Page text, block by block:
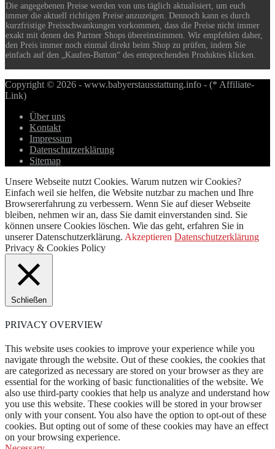
Die angegebenen Preise werden von uns täglich aktualisiert, um euch
immer die aktuell richtigen Preise anzuzeigen. Dennoch kann es durch
kurzfristige Preisschwankungen vorkommen, dass die Preise nicht immer
exakt mit denen des Partner Shops übereinstimmen. Wir empfehlen daher,
den Preis immer noch einmal direkt beim Shop zu prüfen, indem Sie
einfach auf den „Kaufen-Button“ des entsprechenden Produktes klicken.
Copyright © 2026 - www.babyerstausstattung.info - (* Affiliate-
Link)
Über uns
Kontakt
Impressum
Datenschutzerklärung
Sitemap
Unsere Webseite nutzt Cookies. Warum nutzen wir Cookies?
Einfach weil sie helfen, die Website nutzbar zu machen und Ihre
Browsererfahrung zu verbessern. Wenn Sie auf dieser Webseite
bleiben, nehmen wir an, dass Sie damit einverstanden sind. Sie
können unsere Cookies löschen. Wie das geht, erfahren Sie in
unserer Datenschutzerklärung. Akzeptieren Datenschutzerklärung
Privacy & Cookies Policy
Schließen
PRIVACY OVERVIEW
This website uses cookies to improve your experience while you
navigate through the website. Out of these cookies, the cookies that
are categorized as necessary are stored on your browser as they are
essential for the working of basic functionalities of the website. We
also use third-party cookies that help us analyze and understand how
you use this website. These cookies will be stored in your browser
only with your consent. You also have the option to opt-out of these
cookies. But opting out of some of these cookies may have an effect
on your browsing experience.